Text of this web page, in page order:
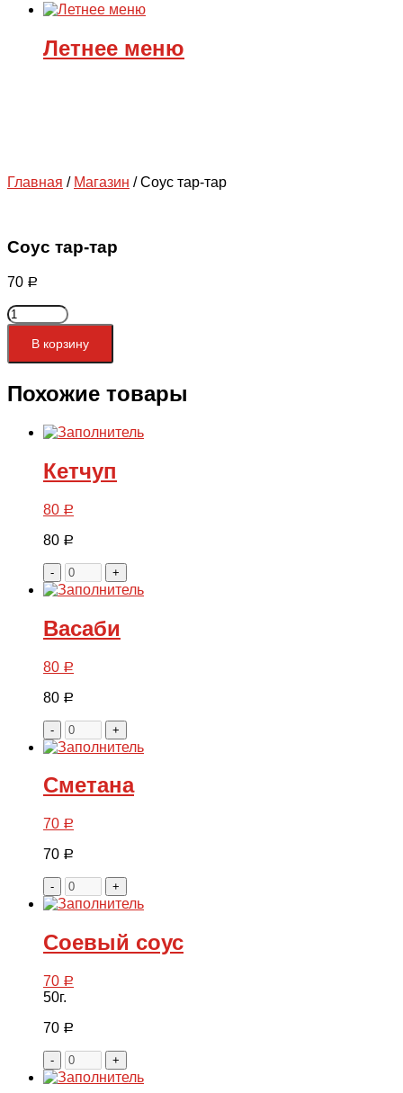
Летнее меню
Главная / Магазин /Соус тар-тар
Соус тар-тар
70 Р
Количество
товара
Соус
тар-
В корзину
Похожие товары
Кетчуп
80 Р
80 Р
- +
Васаби
80 Р
80 Р
- +
Сметана
70 Р
70 Р
- +
Соевый соус
70 Р
50г.
70 Р
- +